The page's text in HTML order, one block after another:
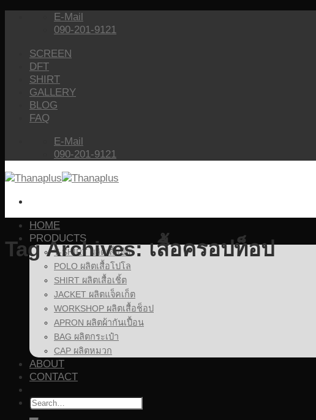
E-Mail
090-201-9121
SCREEN
DFT
SHIRT
GALLERY
BLOG
FAQ
E-Mail
090-201-9121
HOME
PRODUCTS
T-SHIRT ผลิตเสื้อยืด
POLO ผลิตเสื้อโปโล
SHIRT ผลิตเสื้อเชิ้ต
JACKET ผลิตแจ็คเก็ต
WORKSHOP ผลิตเสื้อช็อป
APRON ผลิตผ้ากันเปื้อน
BAG ผลิตกระเป๋า
CAP ผลิตหมวก
ABOUT
CONTACT
Tag Archives:เสื้อครอปท็อป